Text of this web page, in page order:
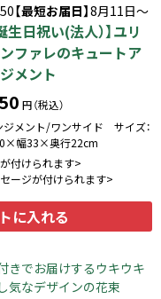
【最短お届日】8月11日～
生日祝い(法人）】ユリ
ファレのキュートア
メント
円（税込）
ジメント/ワンサイド サイズ：
幅33×奥行22cm
付けられます>
ージが付けられます>
に入れる
きでお届けするウキウキ
気なデザインの花束